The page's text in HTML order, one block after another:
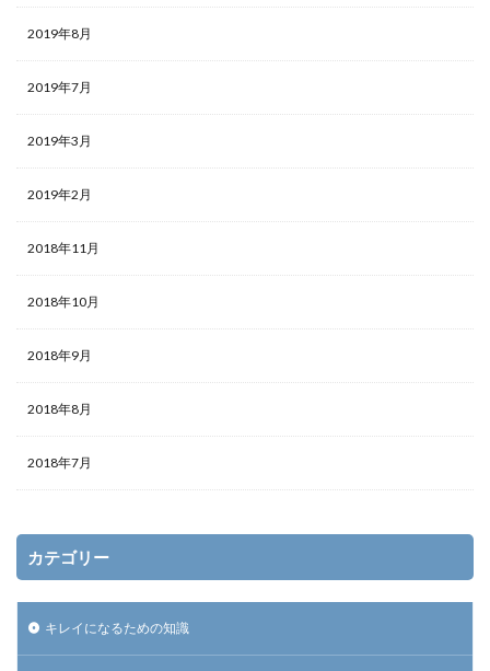
2019年8月
2019年7月
2019年3月
2019年2月
2018年11月
2018年10月
2018年9月
2018年8月
2018年7月
カテゴリー
キレイになるための知識